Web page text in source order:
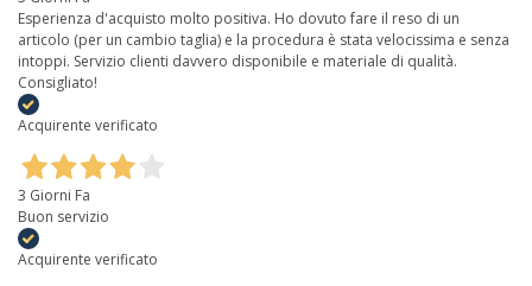
Esperienza d'acquisto molto positiva. Ho dovuto fare il reso di un
articolo (per un cambio taglia) e la procedura è stata velocissima e senza
intoppi. Servizio clienti davvero disponibile e materiale di qualità.
Consigliato!
Acquirente verificato
3 Giorni Fa
Buon servizio
Acquirente verificato